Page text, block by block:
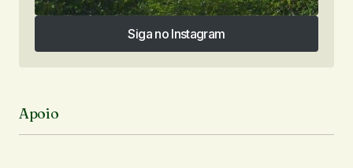
Siga no Instagram
Siga no Instagram
Apoio